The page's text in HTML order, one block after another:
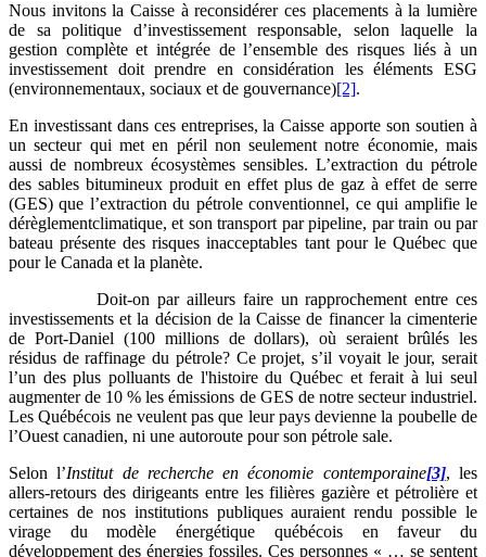
Nous invitons la Caisse à reconsidérer ces placements à la lumière
de sa politique d’investissement responsable, selon laquelle la
gestion complète et intégrée de l’ensemble des risques liés à un
investissement doit prendre en considération les éléments ESG
(environnementaux, sociaux et de gouvernance)[2].
En investissant dans ces entreprises, la Caisse apporte son soutien à
un secteur qui met en péril non seulement notre économie, mais
aussi de nombreux écosystèmes sensibles. L’extraction du pétrole
des sables bitumineux produit en effet plus de gaz à effet de serre
(GES) que l’extraction du pétrole conventionnel, ce qui amplifie le
dérèglementclimatique, et son transport par pipeline, par train ou par
bateau présente des risques inacceptables tant pour le Québec que
pour le Canada et la planète.
Doit-on par ailleurs faire un rapprochement entre ces
investissements et la décision de la Caisse de financer la cimenterie
de Port-Daniel (100 millions de dollars), où seraient brûlés les
résidus de raffinage du pétrole? Ce projet, s’il voyait le jour, serait
l’un des plus polluants de l'histoire du Québec et ferait à lui seul
augmenter de 10 % les émissions de GES de notre secteur industriel.
Les Québécois ne veulent pas que leur pays devienne la poubelle de
l’Ouest canadien, ni une autoroute pour son pétrole sale.
Selon l’Institut de recherche en économie contemporaine[3], les
allers-retours des dirigeants entre les filières gazière et pétrolière et
certaines de nos institutions publiques auraient rendu possible le
virage du modèle énergétique québécois en faveur du
développement des énergies fossiles. Ces personnes « … se sentent